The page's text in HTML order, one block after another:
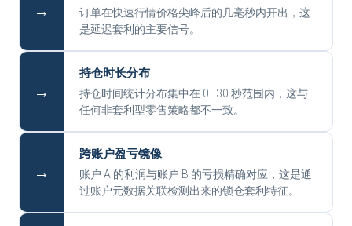
→
订单在快速行情价格尖峰后的几毫秒内开出，这
是延迟套利的主要信号。
→
持仓时长分布
持仓时间统计分布集中在 0–30 秒范围内，这与
任何非套利型零售策略都不一致。
→
跨账户盈亏镜像
账户 A 的利润与账户 B 的亏损精确对应，这是通
过账户元数据关联检测出来的锁仓套利特征。